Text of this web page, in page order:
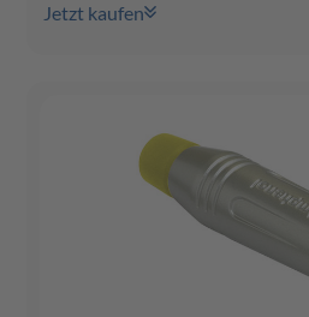
Jetzt kaufen